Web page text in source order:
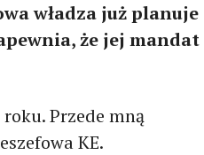
władza już planuje
że jej mandat
Przede mną
KE.